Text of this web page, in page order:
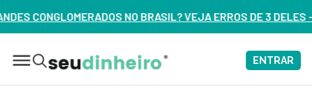
VEJA ERROS DE 3 DELES – ASSISTA AGORA
ENTRAR